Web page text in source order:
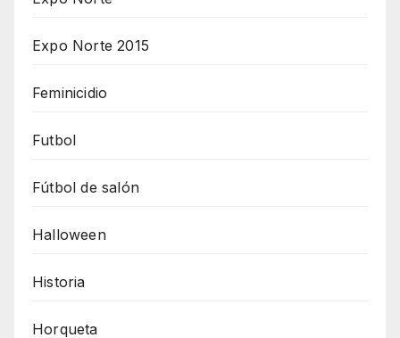
Expo Norte 2015
Feminicidio
Futbol
Fútbol de salón
Halloween
Historia
Horqueta